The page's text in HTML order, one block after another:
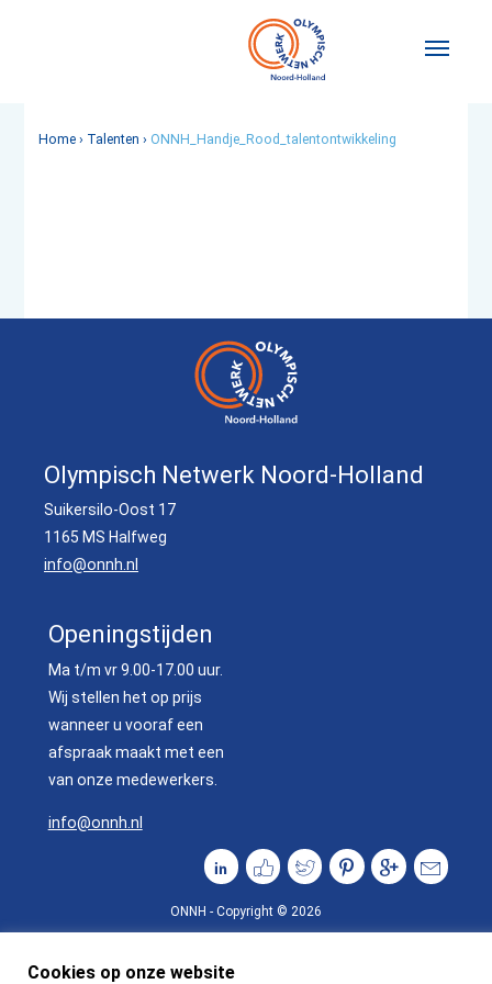
Home› Talenten › ONNH_Handje_Rood_talentontwikkeling
Olympisch Netwerk Noord-Holland
Suikersilo-Oost 17
1165 MS Halfweg
info@onnh.nl
Openingstijden
Ma t/m vr 9.00-17.00 uur.
Wij stellen het op prijs
wanneer u vooraf een
afspraak maakt met een
van onze medewerkers.
info@onnh.nl
ONNH - Copyright © 2026
Cookies op onze website